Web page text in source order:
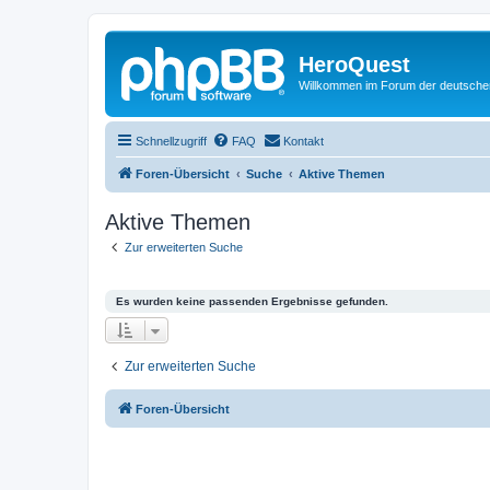
HeroQuest
Willkommen im Forum der
Schnellzugriff FAQ Kontakt
Foren-Übersicht Suche Aktive Themen
Aktive Themen
Zur erweiterten Suche
Es wurden keine passenden Ergebnisse gefunden.
Zur erweiterten Suche
Foren-Übersicht